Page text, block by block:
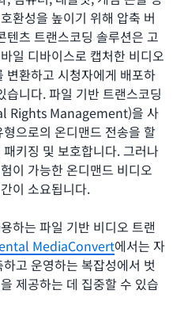
환성을 높이기 위해 압축 버
텐츠 트랜스코딩 솔루션은 고
일 디바이스로 캡처한 비디오
변환하고 시청자에게 배포하
니다. 파일 기반 트랜스코딩
Rights Management)을 사
으로의 온디맨드 전송을 할
키징 및 보호합니다. 그러나
이 가능한 온디맨드 비디오
이 소요됩니다.
하는 파일 기반 비디오 트랜
MediaConvert에서는 자
고 운영하는 복잡성에서 벗
제공하는 데 집중할 수 있습